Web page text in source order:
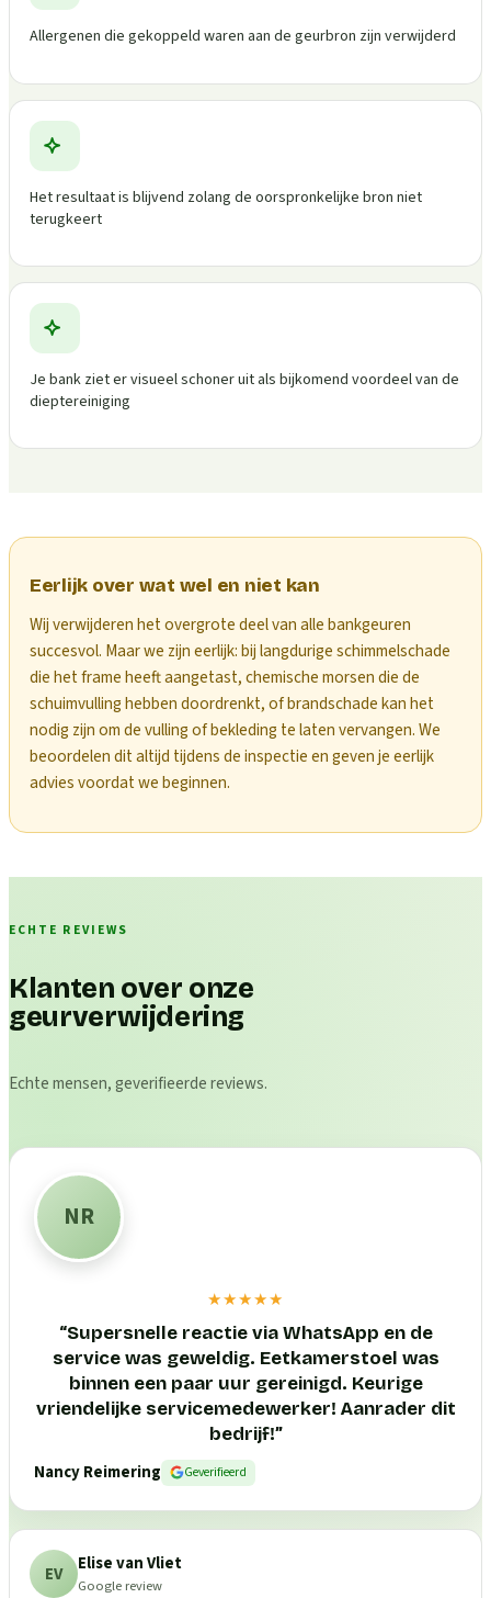
Allergenen die gekoppeld waren aan de geurbron zijn verwijderd
Het resultaat is blijvend zolang de oorspronkelijke bron niet
terugkeert
Je bank ziet er visueel schoner uit als bijkomend voordeel van de
dieptereiniging
Eerlijk over wat wel en niet kan
Wij verwijderen het overgrote deel van alle bankgeuren
succesvol. Maar we zijn eerlijk: bij langdurige schimmelschade
die het frame heeft aangetast, chemische morsen die de
schuimvulling hebben doordrenkt, of brandschade kan het
nodig zijn om de vulling of bekleding te laten vervangen. We
beoordelen dit altijd tijdens de inspectie en geven je eerlijk
advies voordat we beginnen.
ECHTE REVIEWS
Klanten over onze
geurverwijdering
Echte mensen, geverifieerde reviews.
NR
★★★★★
“Supersnelle reactie via WhatsApp en de
service was geweldig. Eetkamerstoel was
binnen een paar uur gereinigd. Keurige
vriendelijke servicemedewerker! Aanrader dit
bedrijf!”
Nancy Reimering
Geverifieerd
EV Elise van Vliet
Google review